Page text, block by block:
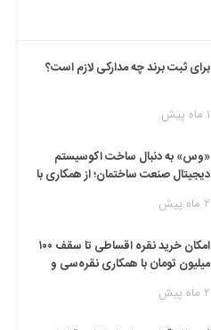
برای ثبت برند چه مدارکی لازم است؟
۱ ماه پیش
«وس» به دنبال ساخت اکوسیستم
دیجیتال صنعت ساختمان؛ از همکاری با
فناوری۲ ماه پیش
امکان خرید نقره اقساطی تا سقف ۱۰۰
میلیون تومان با همکاری نقره‌سی و
۲ ماه پیش